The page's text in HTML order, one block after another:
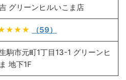
グリーンヒルいこま店
（59）
駒市元町1丁目13-1 グリーンヒ
地下1F